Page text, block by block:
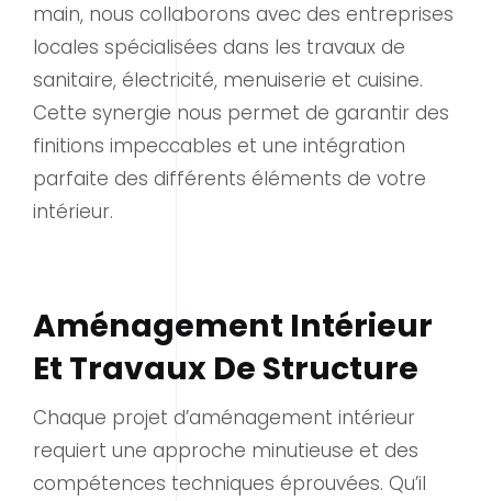
main, nous collaborons avec des entreprises
locales spécialisées dans les travaux de
sanitaire, électricité, menuiserie et cuisine.
Cette synergie nous permet de garantir des
finitions impeccables et une intégration
parfaite des différents éléments de votre
intérieur.
Aménagement Intérieur
Et Travaux De Structure
Chaque projet d’aménagement intérieur
requiert une approche minutieuse et des
compétences techniques éprouvées. Qu’il